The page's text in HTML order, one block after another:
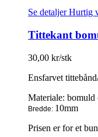
Se detaljerHurtig
Tittekant
30,00 kr/stk
Ensfarvet
Materiale: bomuld
Bredde: 10mm
Prisen er for et